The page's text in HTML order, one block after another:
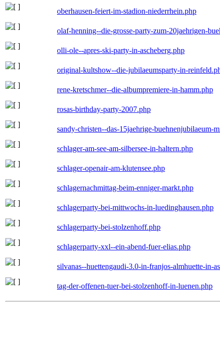
oberhausen-feiert-im-stadion-niederrhein.php
olaf-henning--die-grosse-party-zum-20jaehrigen-
olli-ole--apres-ski-party-in-ascheberg.php
original-kultshow--die-jubilaeumsparty-in-
rene-kretschmer--die-albumpremiere-in-hamm.php
rosas-birthday-party-2007.php
sandy-christen--das-15jaehrige-buehnenjubilaeum-
schlager-am-see-am-silbersee-in-haltern.php
schlager-openair-am-klutensee.php
schlagernachmittag-beim-enniger-markt.php
schlagerparty-bei-mittwochs-in-luedinghausen.php
schlagerparty-bei-stolzenhoff.php
schlagerparty-xxl--ein-abend-fuer-elias.php
silvanas--huettengaudi-3.0-in-franjos-almhuette-in-
tag-der-offenen-tuer-bei-stolzenhoff-in-luenen.php